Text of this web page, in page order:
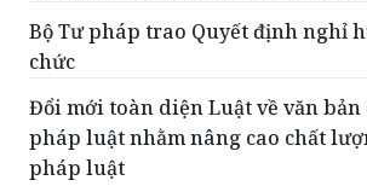
Bộ Tư pháp trao Quyết định nghỉ
chức
Đổi mới toàn diện Luật về văn
pháp luật nhằm nâng cao chất
pháp luật